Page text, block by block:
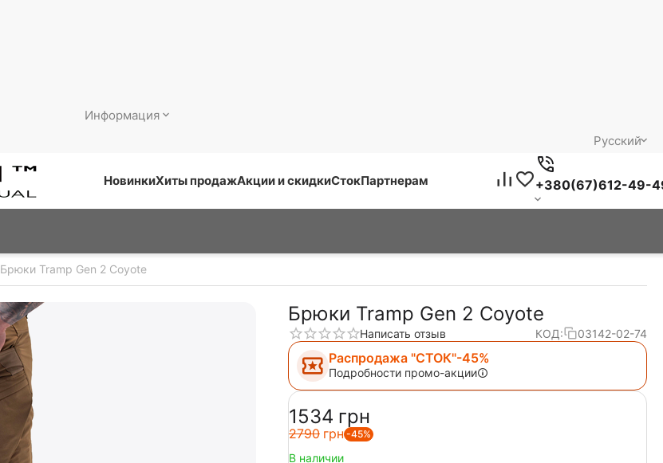
Информация
Русский
НовинкиХиты продажАкции и скидкиСтокПартнерам +380(67)612-49-
Брюки Tramp Gen 2 Coyote
Брюки Tramp Gen 2 Coyote
Написать отзыв КОД: 03142-02-74
Распродажа "СТОК"-45%
Подробности промо-акции
‍1534‍ грн
‍2790‍ грн -45%
В наличии